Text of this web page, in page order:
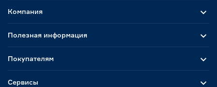
Компания
Полезная информация
Покупателям
Сервисы